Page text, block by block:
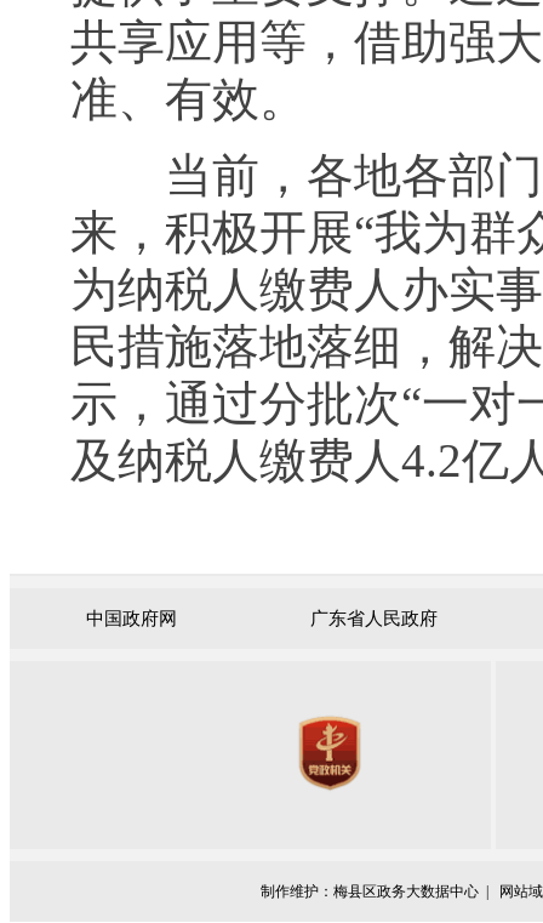
共享应用等，借助强
准、有效。
当前，各地各部门
来，积极开展“我为群
为纳税人缴费人办实
民措施落地落细，解
示，通过分批次“一对
及纳税人缴费人4.2亿
中国政府网 广东省人民政府
制作维护：梅县区政务大数据中心 | 网站